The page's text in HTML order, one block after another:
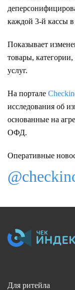
каждой 3-й кассы в
Показывает
товары,
услуг.
На портале
исследования об
основанные на
ОФД.
Оперативные
Для ритейла